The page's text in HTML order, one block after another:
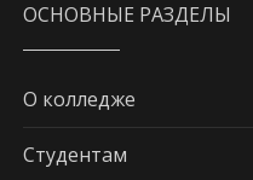
ОСНОВНЫЕ РАЗДЕЛЫ
О колледже
Студентам